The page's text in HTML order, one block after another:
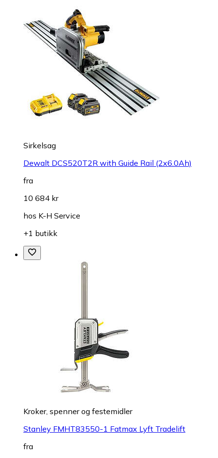
Sirkelsag
Dewalt DCS520T2R with Guide Rail (2x6.0Ah)
fra
10 684 kr
hos K-H Service
+1 butikk
Kroker, spenner og festemidler
Stanley FMHT83550-1 Fatmax Lyft Tradelift
fra